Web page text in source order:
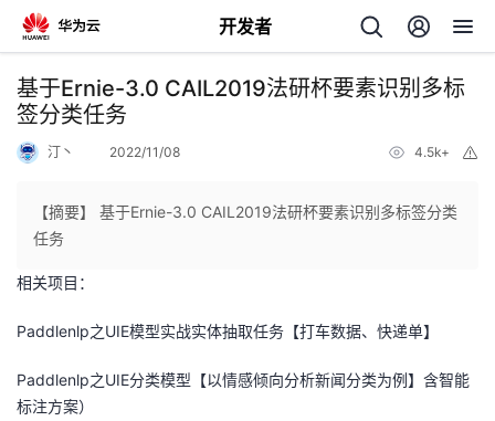
开发者
返
回
主
的
基于Ernie-3.0 CAIL2019法研杯要素识别多标
签分类任务
汀丶 2022/11/08 4.5k+
【摘要】 基于Ernie-3.0 CAIL2019法研杯要素识别多标签分类
任务
相关项目：
Paddlenlp之UIE模型实战实体抽取任务【打车数据、快递单】
Paddlenlp之UIE分类模型【以情感倾向分析新闻分类为例】含智能
标注方案）